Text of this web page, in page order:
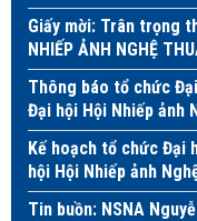
Giấy mời: Trân trọng
NHIẾP ẢNH NGHỆ
Thông báo tổ chức
Đại hội Hội Nhiếp ảnh
Kế hoạch tổ chức Đại
hội Hội Nhiếp ảnh
Tin buồn: NSNA